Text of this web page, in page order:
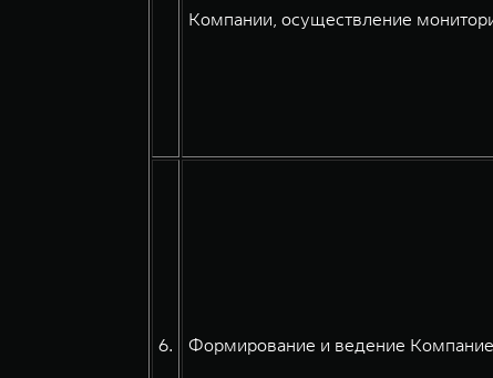
Компании, осуществление
6. Формирование и ведение